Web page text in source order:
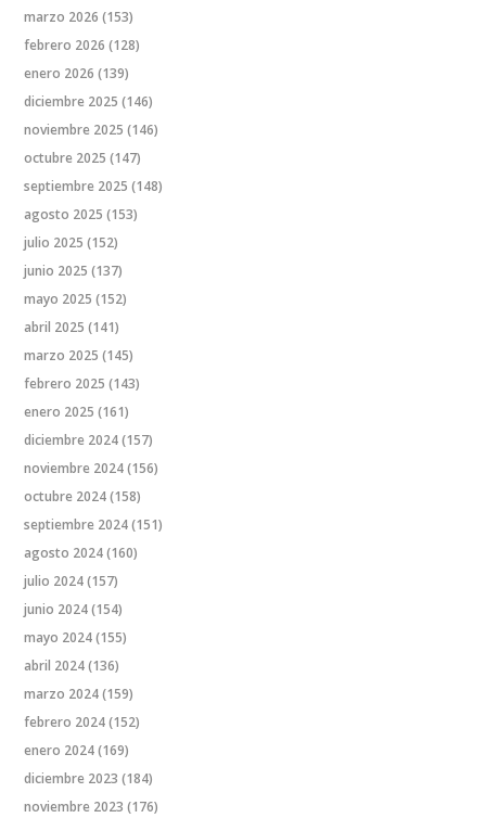
marzo 2026 (153)
febrero 2026 (128)
enero 2026 (139)
diciembre 2025 (146)
noviembre 2025 (146)
octubre 2025 (147)
septiembre 2025 (148)
agosto 2025 (153)
julio 2025 (152)
junio 2025 (137)
mayo 2025 (152)
abril 2025 (141)
marzo 2025 (145)
febrero 2025 (143)
enero 2025 (161)
diciembre 2024(157)
noviembre 2024(156)
octubre 2024(158)
septiembre 2024(151)
agosto 2024(160)
julio 2024(157)
junio 2024(154)
mayo 2024(155)
abril 2024(136)
marzo 2024(159)
febrero 2024(152)
enero 2024(169)
diciembre 2023 (184)
noviembre 2023 (176)